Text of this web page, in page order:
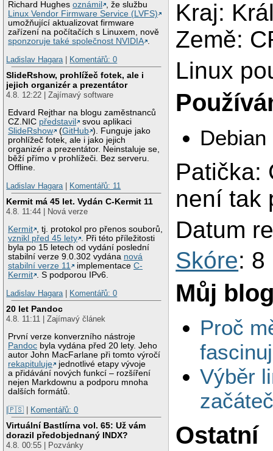
Richard Hughesoznámil
, že službu
Linux Vendor Firmware Service (LVFS)
umožňující aktualizovat firmware
zařízení na počítačích s Linuxem, nově
sponzoruje také společnost NVIDIA .
Ladislav Hagara | Komentářů: 0
SlideRshow, prohlížeč fotek, ale i
jejich organizér a prezentátor
4.8. 12:22 | Zajímavý software
Edvard Rejthar na blogu zaměstnanců
CZ.NIC představil
svou aplikaci
SlideRshow
(GitHub ). Funguje jako
prohlížeč fotek, ale i jako jejich
organizér a prezentátor. Neinstaluje se,
běží přímo v prohlížeči. Bez serveru.
Offline.
Ladislav Hagara | Komentářů: 11
Kermit má 45 let. Vydán C-Kermit 11
4.8. 11:44 | Nová verze
Kermit , tj. protokol pro přenos souborů,
vznikl před 45 lety . Při této příležitosti
byla po 15 letech od vydání poslední
stabilní verze 9.0.302 vydána nová
stabilní verze 11
implementaceC-
Kermit . S podporou IPv6.
Ladislav Hagara | Komentářů: 0
20 let Pandoc
4.8. 11:11 | Zajímavý článek
První verze konverzního nástroje
Pandoc byla vydána před 20 lety. Jeho
autor John MacFarlane při tomto výročí
rekapituluje
jednotlivé etapy vývoje
a přidávání nových funkcí – rozšíření
nejen Markdownu a podporu mnoha
dalších formátů.
|🇵🇸 | Komentářů: 0
Virtuální Bastlírna vol. 65: Už vám
dorazil předobjednaný INDX?
4.8. 00:55 | Pozvánky
Kraj:
Země:
Linux
Patička:
není tak
Datum
Skóre: 8
Můj
Proč
Výběr
Ostatní